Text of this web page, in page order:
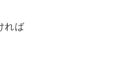
れば